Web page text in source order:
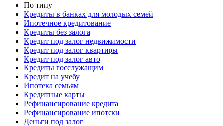
По типу
Кредиты в банках для молодых семей
Ипотечное кредитование
Кредиты без залога
Кредит под залог недвижимости
Кредит под залог квартиры
Кредит под залог авто
Кредиты госслужащим
Кредит на учебу
Ипотека семьям
Кредитные карты
Рефинансирование кредита
Рефинансирование ипотеки
Деньги под залог